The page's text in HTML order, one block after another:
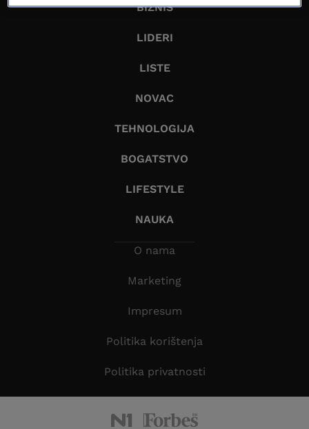
BIZNIS
LIDERI
LISTE
NOVAC
TEHNOLOGIJA
BOGATSTVO
LIFESTYLE
NAUKA
O nama
Marketing
Impresum
Politika korištenja
Politika privatnosti